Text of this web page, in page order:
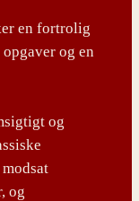
en fortrolig
og en
og
og